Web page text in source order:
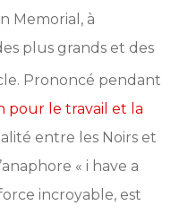
Memorial, à
plus grands et des
Prononcé pendant
pour le travail et la
entre les Noirs et
« i have a
incroyable, est